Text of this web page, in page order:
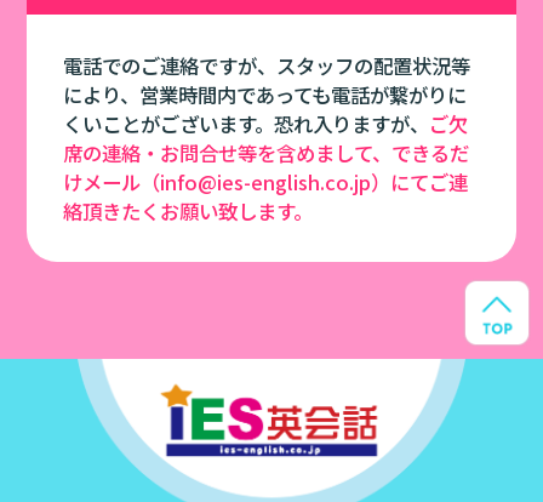
電話でのご連絡ですが、スタッフの配置状況等
により、営業時間内であっても電話が繋がりに
くいことがございます。恐れ入りますが、 ご欠
席の連絡・お問合せ等を含めまして、できるだ
けメール（info@ies-english.co.jp）にてご連
絡頂きたくお願い致します。